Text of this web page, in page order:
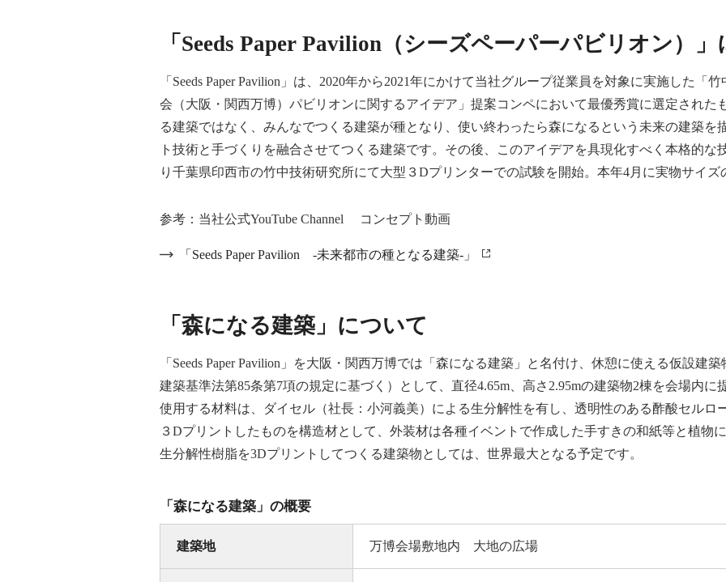
「Seeds Paper Pavilion（シーズペーパーパビリオン）」
「Seeds Paper Pavilion」は、2020年から2021年にかけて当社グループ従業員を対象に実施した「
会（大阪・関西万博）パビリオンに関するアイデア」提案コンペにおいて最優秀賞に選定された
る建築ではなく、みんなでつくる建築が種となり、使い終わったら森になるという未来の建築を
ト技術と手づくりを融合させてつくる建築です。その後、このアイデアを具現化すべく本格的な
り千葉県印西市の竹中技術研究所にて大型３Dプリンターでの試験を開始。本年4月に実物サイズ
参考：当社公式YouTube Channel コンセプト動画
「Seeds Paper Pavilion -未来都市の種となる建築-」
「森になる建築」について
「Seeds Paper Pavilion」を大阪・関西万博では「森になる建築」と名付け、休憩に使える仮設建
建築基準法第85条第7項の規定に基づく）として、直径4.65m、高さ2.95mの建築物2棟を会場内に
使用する材料は、ダイセル（社長：小河義美）による生分解性を有し、透明性のある酢酸セルロ
３Dプリントしたものを構造材として、外装材は各種イベントで作成した手すきの和紙等と植物
生分解性樹脂を3Dプリントしてつくる建築物としては、世界最大となる予定です。
「森になる建築」の概要
建築地 万博会場敷地内 大地の広場